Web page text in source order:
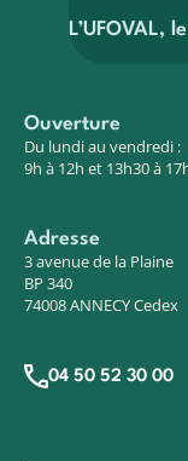
L’UFOVAL,
Ouverture
Du lundi au vendredi :
9h à 12h et 13h30 à
Adresse
3 avenue de la Plaine
BP 340
74008 ANNECY Cedex
04 50 52 30 00